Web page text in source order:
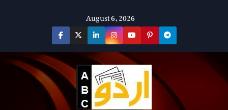
August 6, 2026